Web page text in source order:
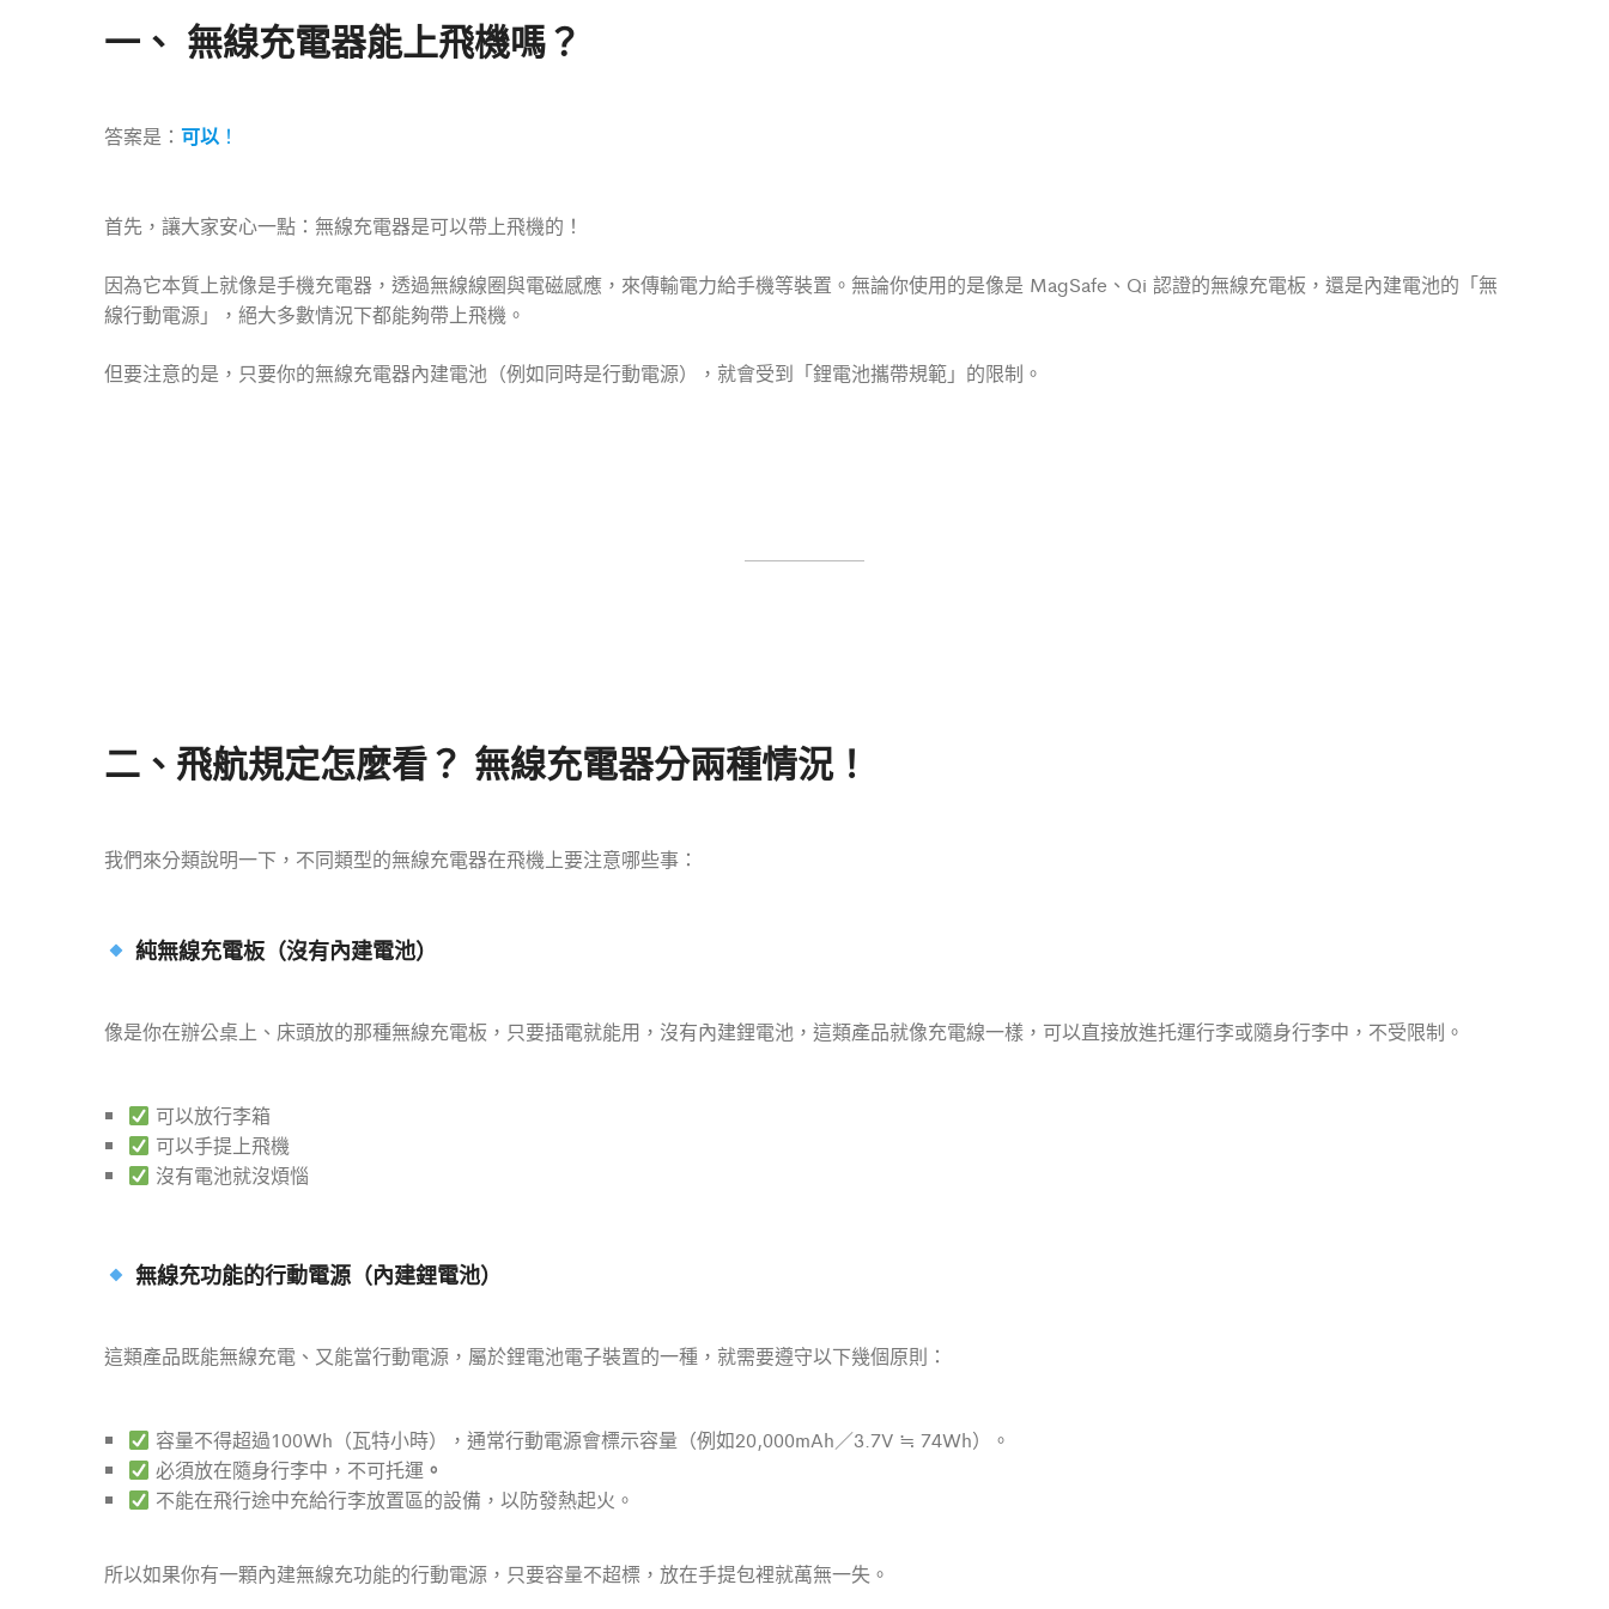
一、 無線充電器能上飛機嗎？
答案是： 可以！
首先，讓大家安心一點：無線充電器是可以帶上飛機的！
因為它本質上就像是手機充電器，透過無線線圈與電磁感應，來傳輸電力給手機等裝置。無論你使用的是像是 MagSafe、Qi 認證的無線充電板，還是內建電池的「無
線行動電源」，絕大多數情況下都能夠帶上飛機。
但要注意的是，只要你的無線充電器內建電池（例如同時是行動電源），就會受到「鋰電池攜帶規範」的限制。
二、飛航規定怎麼看？ 無線充電器分兩種情況！
我們來分類說明一下，不同類型的無線充電器在飛機上要注意哪些事：
純無線充電板（沒有內建電池）
像是你在辦公桌上、床頭放的那種無線充電板，只要插電就能用，沒有內建鋰電池，這類產品就像充電線一樣，可以直接放進托運行李或隨身行李中，不受限制。
可以放行李箱
可以手提上飛機
沒有電池就沒煩惱
無線充功能的行動電源（內建鋰電池）
這類產品既能無線充電、又能當行動電源，屬於鋰電池電子裝置的一種，就需要遵守以下幾個原則：
容量不得超過100Wh（瓦特小時），通常行動電源會標示容量（例如20,000mAh／3.7V ≒ 74Wh）。
必須放在隨身行李中，不可托運 。
不能在飛行途中充給行李放置區的設備，以防發熱起火。
所以如果你有一顆內建無線充功能的行動電源，只要容量不超標，放在手提包裡就萬無一失。